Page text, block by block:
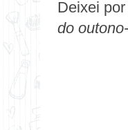
Deixei
do